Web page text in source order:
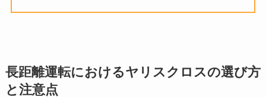
長距離運転におけるヤリスクロスの選び方
と注意点